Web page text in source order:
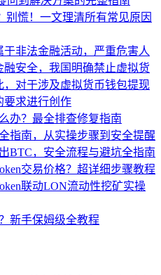
别慌！一文理清所有常见原因
非法金融活动，严重危害人
融安全，我国明确禁止虚拟货
对于涉及虚拟货币钱包提现
要求进行创作
办？最全排查修复指南
指南，从实操步骤到安全提醒
BTC，安全流程与避坑全指南
交易价格？超详细步骤教程
联动LON流动性挖矿实操
新手保姆级全教程